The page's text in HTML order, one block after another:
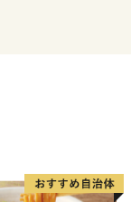
創造。
定、景観計画